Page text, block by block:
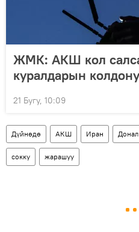
ЖМК: АКШ кол
куралдарын
21 Бугу, 10:09
Дүйнөдө АКШ Иран
сокку жарашуу